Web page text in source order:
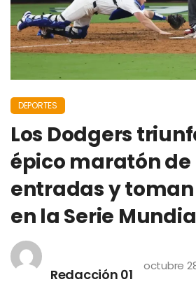
DEPORTES
Los Dodgers
épico maratón de
entradas y
en la Serie
Redacción 01
octubre